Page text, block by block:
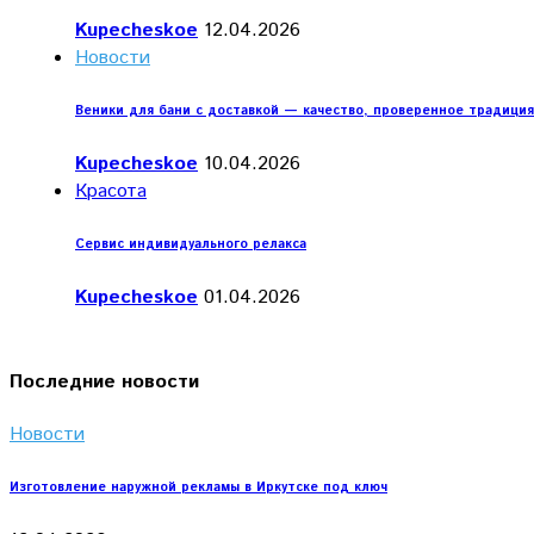
Kupecheskoe 12.04.2026
Новости
Веники для бани с доставкой — качество, проверенное
Kupecheskoe 10.04.2026
Красота
Сервис индивидуального релакса
Kupecheskoe 01.04.2026
Последние новости
Новости
Изготовление наружной рекламы в Иркутске под ключ